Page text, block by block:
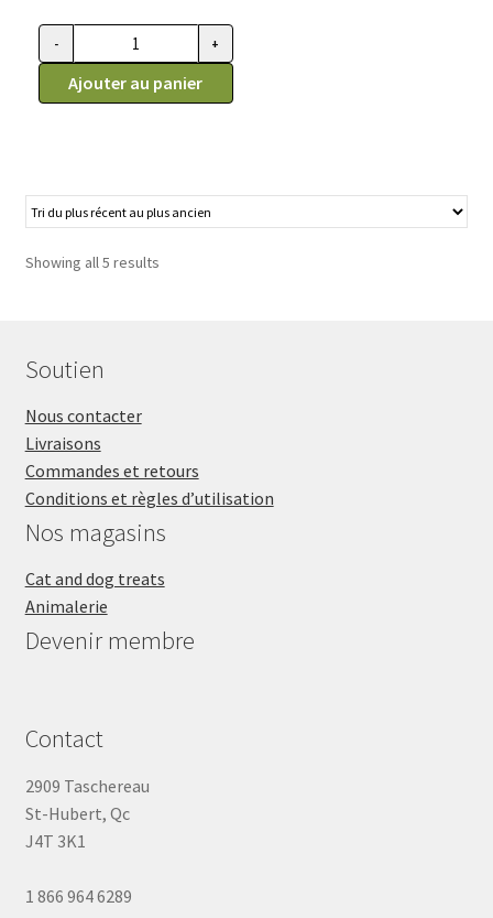
quantité
Gâteries
à
chat
Gold
- +
Ajouter au panier
Showing all 5 results
Soutien
Nous contacter
Livraisons
Commandes et retours
Conditions et règles d’utilisation
Nos magasins
Cat and dog treats
Animalerie
Devenir membre
Contact
2909 Taschereau
St-Hubert, Qc
J4T 3K1
1 866 964 6289